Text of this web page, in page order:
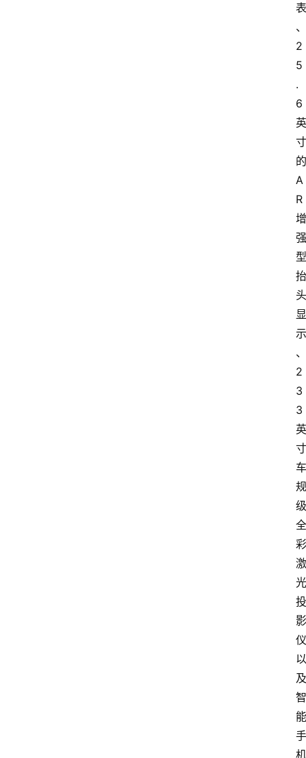
表
、
2
5
.
6
英
寸
的
A
R
增
强
型
抬
头
显
示
、
2
3
3
英
寸
车
规
级
全
彩
激
光
投
影
仪
以
及
智
能
手
机